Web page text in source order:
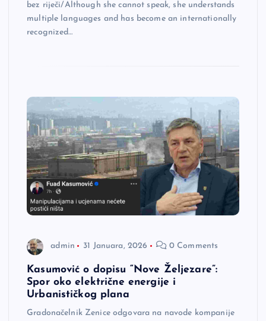
bez riječi/Although she cannot speak, she understands
multiple languages and has become an internationally
recognized…
admin 31 Januara, 2026 0 Comments
Kasumović o dopisu “Nove Željezare”:
Spor oko električne energije i
Urbanističkog plana
Gradonačelnik Zenice odgovara na navode kompanije